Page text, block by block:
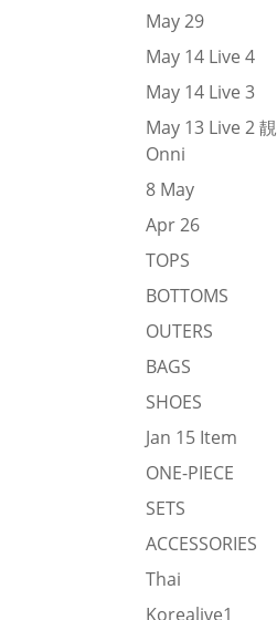
May 29
May 14 Live 4
May 14 Live 3
May 13 Live 2 靚
Onni
8 May
Apr 26
TOPS
BOTTOMS
OUTERS
BAGS
SHOES
Jan 15 Item
ONE-PIECE
SETS
ACCESSORIES
Thai
Korealive1